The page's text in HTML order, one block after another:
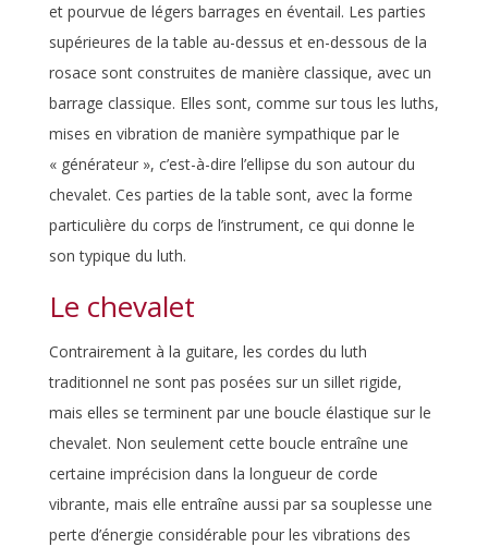
et pourvue de légers barrages en éventail. Les parties
supérieures de la table au-dessus et en-dessous de la
rosace sont construites de manière classique, avec un
barrage classique. Elles sont, comme sur tous les luths,
mises en vibration de manière sympathique par le
« générateur », c’est-à-dire l’ellipse du son autour du
chevalet. Ces parties de la table sont, avec la forme
particulière du corps de l’instrument, ce qui donne le
son typique du luth.
Le chevalet
Contrairement à la guitare, les cordes du luth
traditionnel ne sont pas posées sur un sillet rigide,
mais elles se terminent par une boucle élastique sur le
chevalet. Non seulement cette boucle entraîne une
certaine imprécision dans la longueur de corde
vibrante, mais elle entraîne aussi par sa souplesse une
perte d’énergie considérable pour les vibrations des